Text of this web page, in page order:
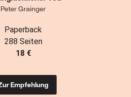
Peter Grainger
Paperback
288 Seiten
18 €
Empfehlung